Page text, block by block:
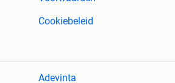
Cookiebeleid
Adevinta